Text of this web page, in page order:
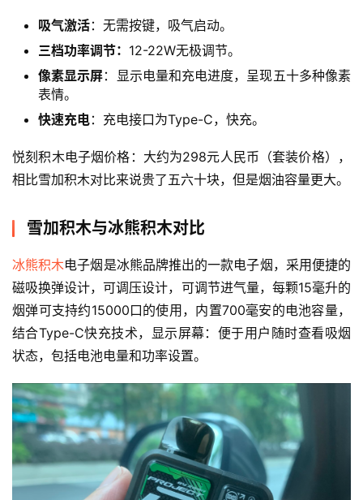
子
资
讯
电
子
百
科
一
吸气激活：无需按键，吸气启动。
三档功率调节： 12-22W无极调节。
像素显示屏：显示电量和充电进度，呈现五十多种像素
表情。
快速充电：充电接口为Type-C，快充。
悦刻积木电子烟价格：大约为298元人民币（套装价格），
相比雪加积木对比来说贵了五六十块，但是烟油容量更大。
雪加积木与冰熊积木对比
冰熊积木电子烟是冰熊品牌推出的一款电子烟，采用便捷的
磁吸换弹设计，可调压设计，可调节进气量，每颗15毫升的
烟弹可支持约15000口的使用，内置700毫安的电池容量，
结合Type-C快充技术，显示屏幕：便于用户随时查看吸烟
状态，包括电池电量和功率设置。